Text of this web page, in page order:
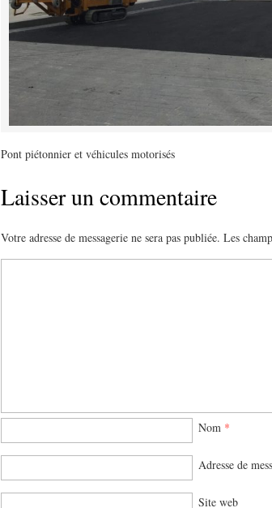
Pont piétonnier et véhicules motorisés
Laisser un commentaire
Votre adresse de messagerie ne sera pas publiée. Les
Nom *
Adresse de
Site web